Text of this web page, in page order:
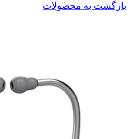
بازگشت به محصولات